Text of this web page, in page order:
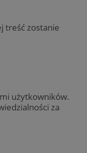
treść zostanie
użytkowników.
za